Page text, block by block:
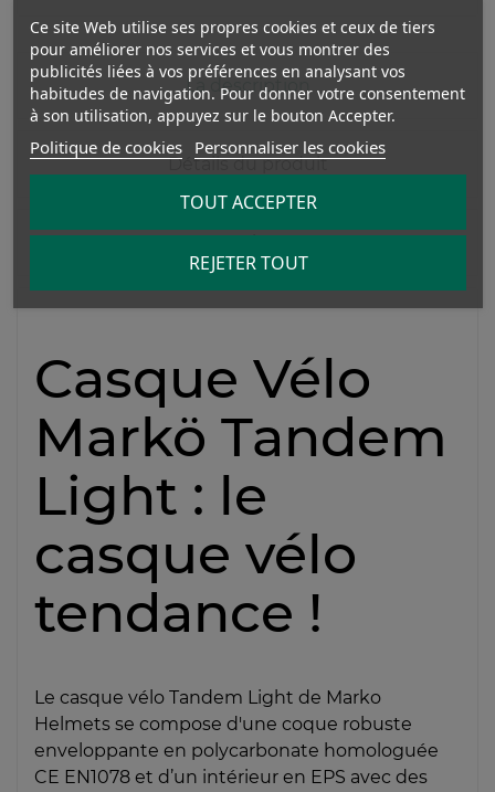
La description
Détails du produit
Casque Vélo
Markö Tandem
Light : le
casque vélo
tendance !
Le casque vélo Tandem Light de Marko
Helmets se compose d'une coque robuste
enveloppante en polycarbonate homologuée
CE EN1078 et d’un intérieur en EPS avec des
Ce site Web utilise ses propres cookies et ceux de tiers
pour améliorer nos services et vous montrer des
publicités liées à vos préférences en analysant vos
habitudes de navigation. Pour donner votre consentement
à son utilisation, appuyez sur le bouton Accepter.
Politique de cookies Personnaliser les cookies
REJETER TOUT
TOUT ACCEPTER